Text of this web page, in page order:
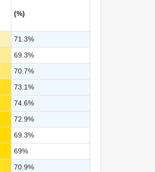
(%)
71.3%
69.3%
70.7%
73.1%
74.6%
72.9%
69.3%
69%
70.9%